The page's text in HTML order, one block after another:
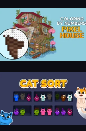
Cat Sort